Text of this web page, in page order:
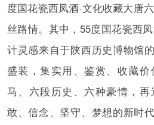
度国花瓷西凤酒·文化收藏大唐
丝路情。其中，55度国花瓷西
计灵感来自于陕西历史博物馆
盛装，集实用、鉴赏、收藏
马、六段历史、六种豪情，
敢、信念、坚守、梦想的新时